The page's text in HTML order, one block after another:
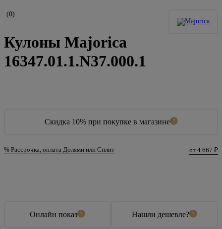
(0)
Скидка 10% при покупке в магазине
% Рассрочка, оплата Долями или Сплит от 4 667 ₽
Кулоны Majorica
16347.01.1.N37.000.1
Онлайн показ Нашли дешевле?